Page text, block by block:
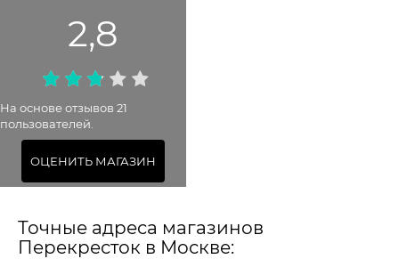
2,8
На основе отзывов 21
пользователей.
ОЦЕНИТЬ МАГАЗИН
Точные адреса магазинов
Перекресток в Москве: